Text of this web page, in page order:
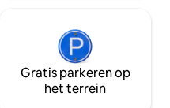
Gratis parkeren op
het terrein